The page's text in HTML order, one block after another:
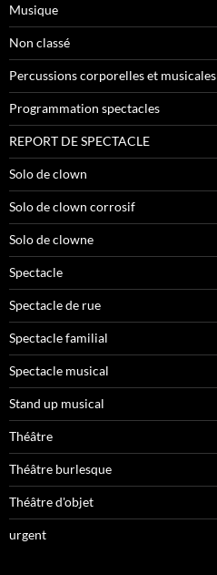
Musique
Non classé
Percussions corporelles et musicales
Programmation spectacles
REPORT DE SPECTACLE
Solo de clown
Solo de clown corrosif
Solo de clowne
Spectacle
Spectacle de rue
Spectacle familial
Spectacle musical
Stand up musical
Théâtre
Théâtre burlesque
Théâtre d'objet
urgent